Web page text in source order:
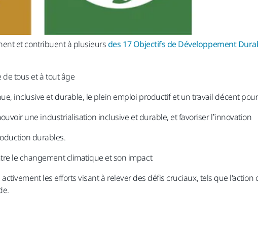
et contribuent à plusieursdes 17 Objectifs de Développement
tous et à tout âge
inclusive et durable, le plein emploi productif et un travail décent
une industrialisation inclusive et durable, et favoriser l’innovation
durables.
le changement climatique et son impact​
les efforts visant à relever des défis cruciaux, tels que l'action